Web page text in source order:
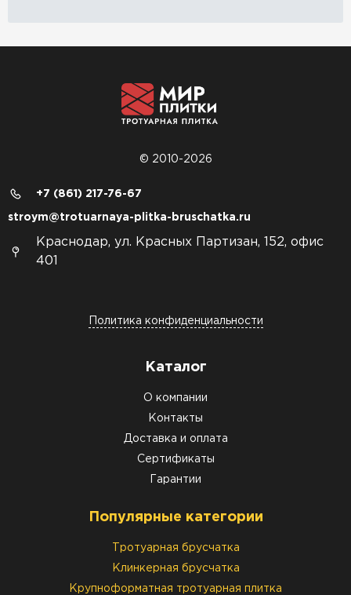
© 2010-2026
+7 (861) 217-76-67
stroym@trotuarnaya-plitka-bruschatka.ru
Краснодар, ул. Красных Партизан, 152, офис
401
Политика конфиденциальности
Каталог
О компании
Контакты
Доставка и оплата
Сертификаты
Гарантии
Популярные категории
Тротуарная брусчатка
Клинкерная брусчатка
Крупноформатная тротуарная плитка